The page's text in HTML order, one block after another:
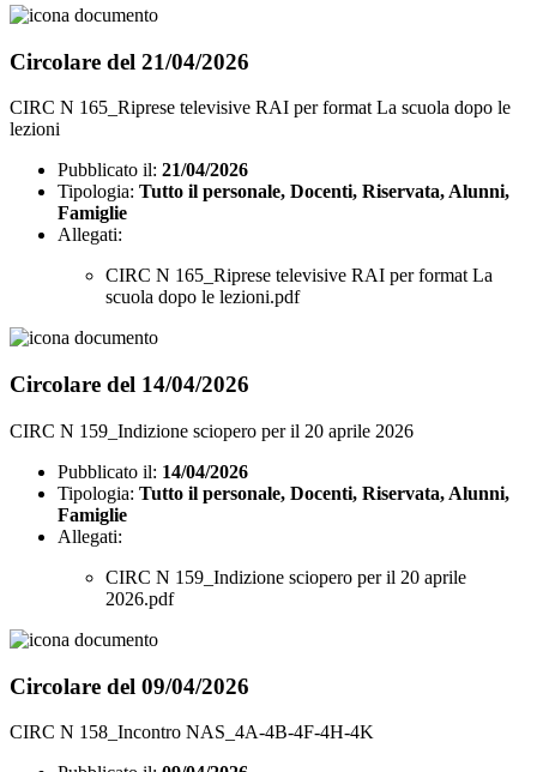
Circolare del 21/04/2026
CIRC N 165_Riprese televisive RAI per format La scuola dopo le
lezioni
Pubblicato il: 21/04/2026
Tipologia: Tutto il personale, Docenti, Riservata, Alunni,
Famiglie
Allegati:
CIRC N 165_Riprese televisive RAI per format La
scuola dopo le lezioni.pdf
Circolare del 14/04/2026
CIRC N 159_Indizione sciopero per il 20 aprile 2026
Pubblicato il: 14/04/2026
Tipologia: Tutto il personale, Docenti, Riservata, Alunni,
Famiglie
Allegati:
CIRC N 159_Indizione sciopero per il 20 aprile
2026.pdf
Circolare del 09/04/2026
CIRC N 158_Incontro NAS_4A-4B-4F-4H-4K